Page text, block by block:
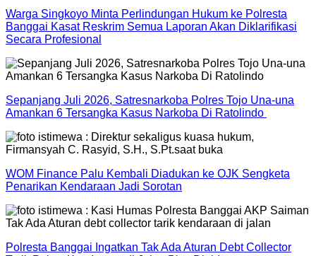
Warga Singkoyo Minta Perlindungan Hukum ke Polresta
Banggai Kasat Reskrim Semua Laporan Akan Diklarifikasi
Secara Profesional
Sepanjang Juli 2026, Satresnarkoba Polres Tojo Una-una
Amankan 6 Tersangka Kasus Narkoba Di Ratolindo
WOM Finance Palu Kembali Diadukan ke OJK Sengketa
Penarikan Kendaraan Jadi Sorotan
Polresta Banggai Ingatkan Tak Ada Aturan Debt Collector